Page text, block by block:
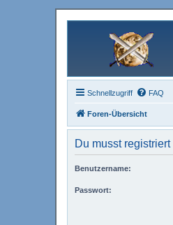
Schnellzugriff FAQ
Foren-Übersicht
Du musst
Benutzername:
Passwort: